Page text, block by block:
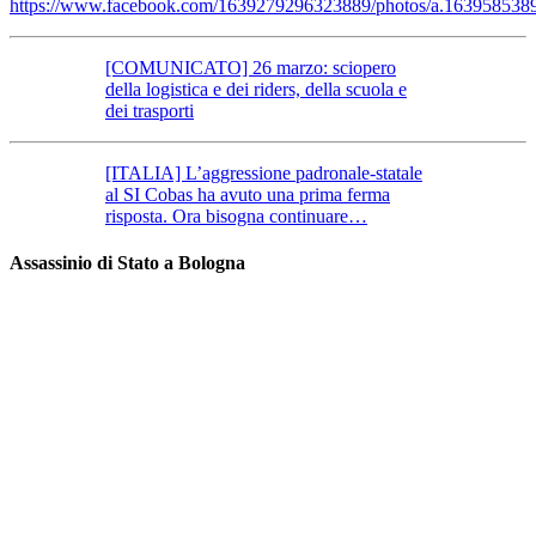
https://www.facebook.com/1639279296323889/photos/
[COMUNICATO] 26 marzo: sciopero
della logistica e dei riders, della scuola e
dei trasporti
[ITALIA] L’aggressione padronale-statale
al SI Cobas ha avuto una prima ferma
risposta. Ora bisogna continuare…
Assassinio di Stato a Bologna